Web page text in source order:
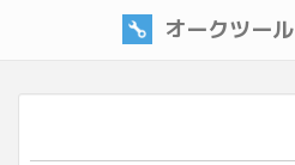
オークツール